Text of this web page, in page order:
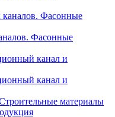
Фасонные
канал и
канал и
материалы